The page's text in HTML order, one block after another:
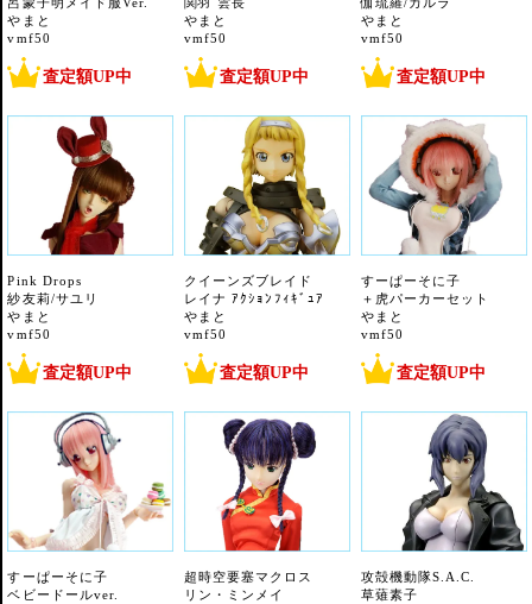
やまと
vmf50
査定額UP中
やまと
vmf50
査定額UP中
やまと
vmf50
査定額UP中
Pink Drops
紗友莉/サユリ
やまと
vmf50
査定額UP中
クイーンズブレイド
レイナ ｱｸｼｮﾝﾌｨｷﾞｭｱ
やまと
vmf50
査定額UP中
すーぱーそに子
＋虎パーカーセット
やまと
vmf50
査定額UP中
すーぱーそに子
ベビードールver.
超時空要塞マクロス
リン・ミンメイ
攻殻機動隊S.A.C.
草薙素子